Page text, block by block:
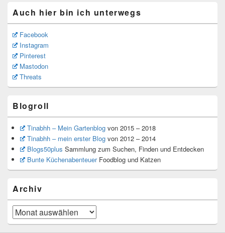
Auch hier bin ich unterwegs
Facebook
Instagram
Pinterest
Mastodon
Threats
Blogroll
Tinabhh – Mein Gartenblogvon 2015 – 2018
Tinabhh – mein erster Blogvon 2012 – 2014
Blogs50plus Sammlung zum Suchen, Finden und Entdecken
Bunte KüchenabenteuerFoodblog und Katzen
Archiv
Archiv